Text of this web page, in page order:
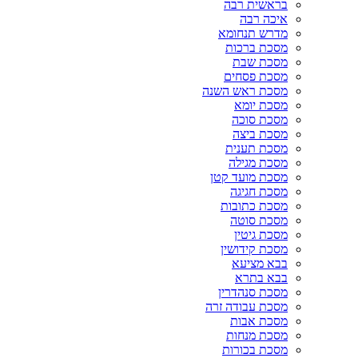
בראשית רבה
איכה רבה
מדרש תנחומא
מסכת ברכות
מסכת שבת
מסכת פסחים
מסכת ראש השנה
מסכת יומא
מסכת סוכה
מסכת ביצה
מסכת תענית
מסכת מגילה
מסכת מועד קטן
מסכת חגיגה
מסכת כתובות
מסכת סוטה
מסכת גיטין
מסכת קידושין
בבא מציעא
בבא בתרא
מסכת סנהדרין
מסכת עבודה זרה
מסכת אבות
מסכת מנחות
מסכת בכורות